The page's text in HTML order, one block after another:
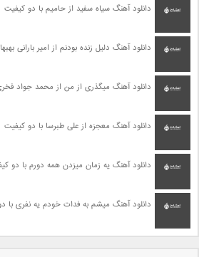
دانلود آهنگ سیاه سفید از حامیم با دو کیفیت
دانلود آهنگ دلیل زنده بودنم از امیر بارانی
دانلود آهنگ میگذری از من از محمد جواد
دانلود آهنگ معجزه از علی طبرسا با دو کیفیت
دانلود آهنگ یه زمان میزدن همه دورم با دو
دانلود آهنگ میشم به فدات خودم یه نفری با